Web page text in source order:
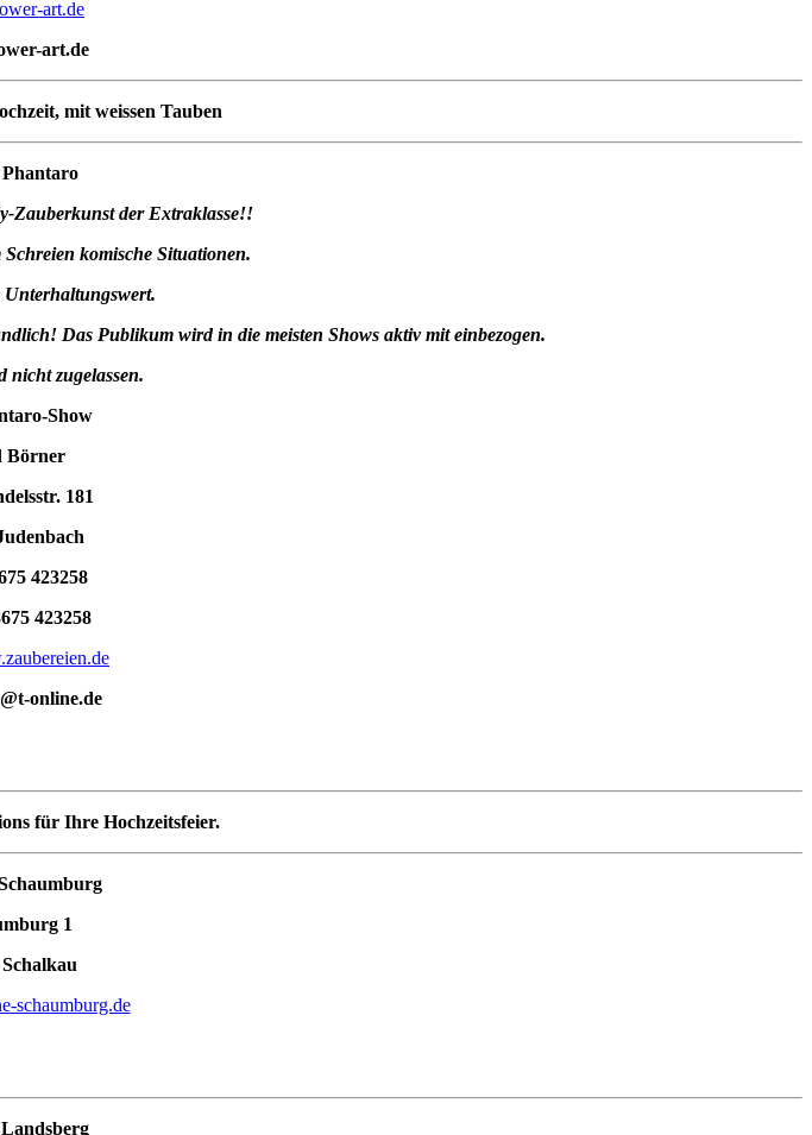
art.de
art.de
mit weissen Tauben
Zauberkunst der Extraklasse!!
komische Situationen.
Unterhaltungswert.
Das Publikum wird in die meisten Shows aktiv mit einbezogen.
nicht zugelassen.
Show
Börner
181
423258
423258
online.de
für Ihre Hochzeitsfeier.
1
schaumburg.de
Landsberg